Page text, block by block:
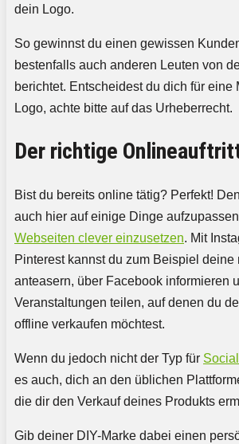
dein Logo.
So gewinnst du einen gewissen
bestenfalls auch anderen Leuten von
berichtet. Entscheidest du dich für eine
Logo, achte bitte auf das Urheberrecht.
Der richtige
Bist du bereits online tätig? Perfekt!
auch hier auf einige Dinge
Webseiten clever einzusetzen. Mit
Pinterest kannst du zum Beispiel deine
anteasern, über Facebook informieren
Veranstaltungen teilen, auf denen du
offline verkaufen möchtest.
Wenn du jedoch nicht der Typ für
es auch, dich an den üblichen
die dir den Verkauf deines Produkts
Gib deiner DIY-Marke dabei einen